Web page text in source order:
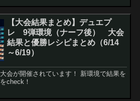
【大会結果まとめ】デュエプ
レ 9弾環境（ナーフ後） 大会
結果と優勝レシピまとめ（6/14
～6/19）
会が開催されています！ 新環境で結果を
check！